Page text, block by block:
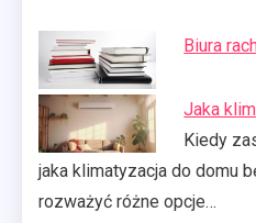
Biura
Jaka
Kiedy
jaka klimatyzacja do domu
rozważyć różne opcje…